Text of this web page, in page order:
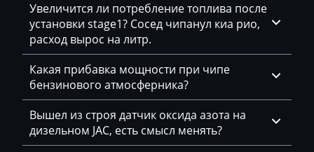
Deutz
Dewulf
Dieci
Dodge
Dongfeng
Doosan
Увеличится ли потребление топлива после
установки stage1? Сосед чипанул киа рио,
расход вырос на литр.
Какая прибавка мощности при чипе
бензинового атмосферника?
Вышел из строя датчик оксида азота на
дизельном JAC, есть смысл менять?